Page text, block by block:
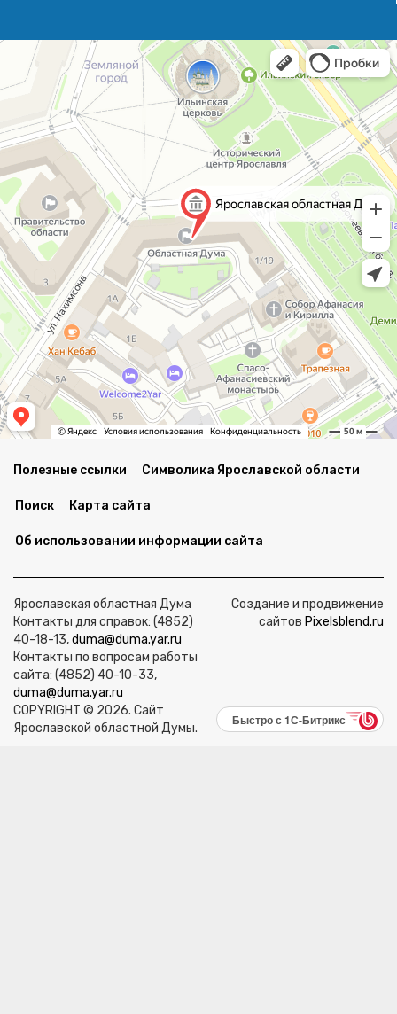
Полезные ссылки Символика Ярославской области
Поиск Карта сайта
Об использовании информации сайта
Ярославская областная Дума
Контакты для справок: (4852)
40-18-13,duma@duma.yar.ru
Контакты по вопросам работы
сайта: (4852) 40-10-33,
duma@duma.yar.ru
COPYRIGHT © 2026. Сайт
Ярославской областной Думы.
Создание и продвижение
сайтов Pixelsblend.ru
Быстро с 1С-Битрикс